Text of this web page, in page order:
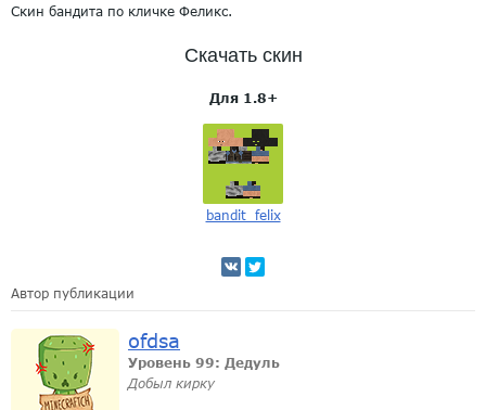
Скин бандита по кличке Феликс.
Скачать скин
Для 1.8+
bandit_felix
Автор публикации
ofdsa
Уровень 99: Дедуль
Добыл кирку